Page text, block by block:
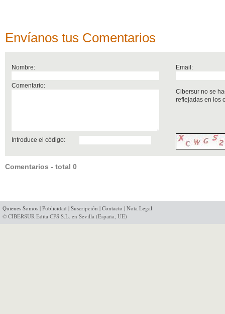
Envíanos tus Comentarios
Nombre: Email:
Comentario:
Cibersur no se
reflejadas en los
Introduce el código:
Comentarios - total 0
Quienes Somos | Publicidad | Suscripción | Contacto | Nota Legal
© CIBERSUR Edita CPS S.L. en Sevilla (España, UE)